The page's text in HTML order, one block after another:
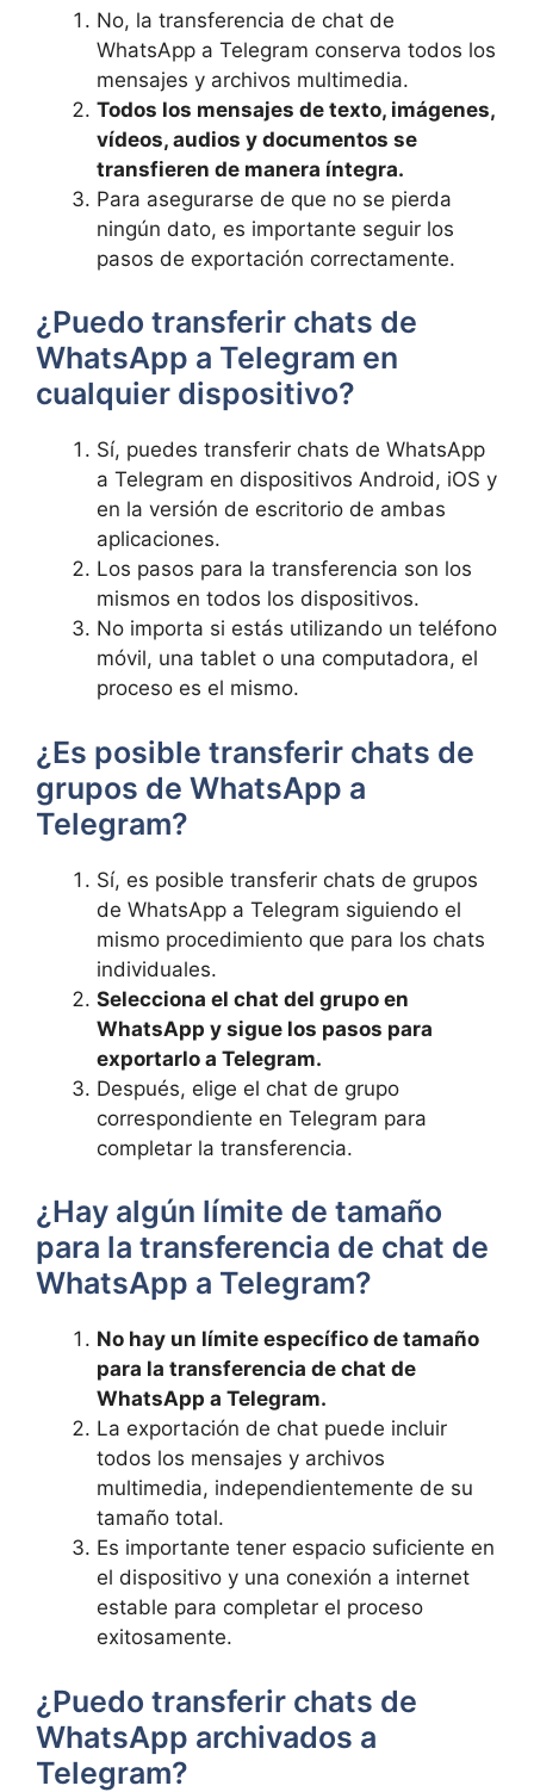
No, la transferencia de chat de
⁢WhatsApp a Telegram conserva⁤ todos⁢ los⁤
mensajes y⁢ archivos multimedia.
Todos los mensajes​ de texto,​ imágenes,
vídeos, ⁤audios y documentos se
transfieren de manera ‌íntegra.
Para​ asegurarse de que no se pierda​
ningún dato, es importante seguir los
pasos de​ exportación correctamente.
¿Puedo transferir chats de
WhatsApp a ‌Telegram ⁣en⁤
cualquier dispositivo?
Sí, puedes‌ transferir chats de ⁣WhatsApp
a ‍Telegram en dispositivos Android, iOS ⁤y
en‌ la versión de‍ escritorio⁤ de ⁣ambas
aplicaciones.
Los⁤ pasos para la transferencia​ son ‌los
mismos en‌ todos ​los​ dispositivos.
No importa si estás utilizando⁢ un teléfono
⁢móvil, ‌una tablet ⁢o una computadora, el
proceso es el mismo.
¿Es posible transferir chats de
grupos de WhatsApp a
Telegram?
Sí, es posible⁣ transferir chats de​ grupos
de WhatsApp ⁣a Telegram siguiendo el​
mismo procedimiento que para los ⁤chats
individuales.
Selecciona el‍ chat del grupo ​en
WhatsApp y sigue los pasos para
exportarlo a ‌Telegram.
Después, elige el chat de grupo
correspondiente en Telegram ⁣para
‌completar⁤ la ⁤transferencia.
¿Hay algún límite de ‍tamaño
para la transferencia de chat ‍de
WhatsApp a⁤ Telegram?
No ⁣hay un límite⁤ específico⁢ de tamaño
⁤para⁣ la⁣ transferencia de ⁣chat ​de
WhatsApp‍ a Telegram.
La exportación ⁢de chat puede incluir
todos⁤ los mensajes y archivos
multimedia, independientemente de su
tamaño total.
Es ‍importante tener espacio suficiente en‌
el dispositivo y una ⁤conexión a internet
estable para ⁢completar ⁣el proceso
exitosamente.
¿Puedo transferir chats de ​
WhatsApp archivados a
Telegram?